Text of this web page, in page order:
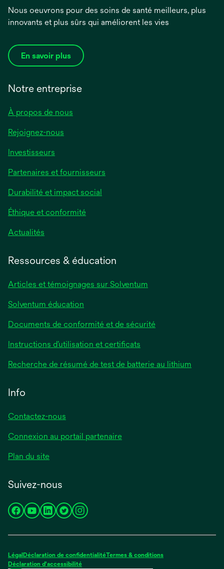
Nous oeuvrons pour des soins de santé meilleurs, plus
innovants et plus sûrs qui améliorent les vies
En savoir plus
Notre entreprise
À propos de nous
Rejoignez-nous
Investisseurs
Partenaires et fournisseurs
Durabilité et impact social
Éthique et conformité
Actualités
Ressources & éducation
Articles et témoignages sur Solventum
Solventum éducation
Documents de conformité et de sécurité
Instructions d’utilisation et certificats
Recherche de résumé de test de batterie au lithium
Info
Contactez-nous
Connexion au portail partenaire
Plan du site
Suivez-nous
s’ouvre
nouvel
onglet
s’ouvre
nouvel
onglet
s’ouvre
nouvel
onglet
s’ouvre
nouvel
onglet
s’ouvre
nouvel
onglet
Légal Déclaration de confidentialitéTermes & conditions
Déclaration d'accessibilité